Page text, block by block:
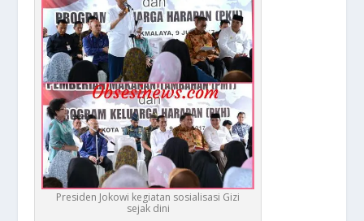
Presiden Jokowi kegiatan sosialisasi Gizi
sejak dini